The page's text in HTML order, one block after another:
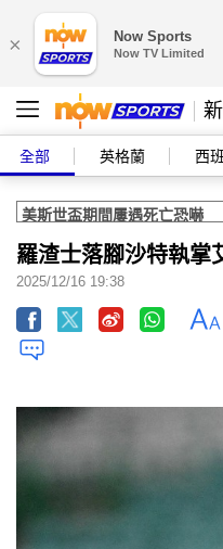
× Now Sports
Now TV Limited
全部 英格蘭 西
羅渣士落腳沙特執掌
2025/12/16 19:38